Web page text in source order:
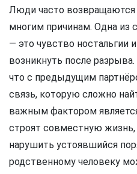
Люди часто
многим причинам. Одна из
— это чувство ностальгии
возникнуть после
что с предыдущим
связь, которую сложно
важным фактором
строят совместную
нарушить устоявшийся
родственному человеку